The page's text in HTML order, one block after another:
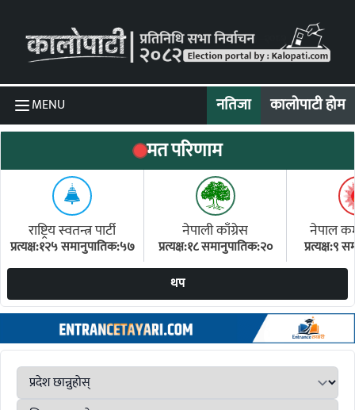
MENU नतिजा कालोपाटी होम
मत परिणाम
राष्ट्रिय स्वतन्त्र पार्टी
प्रत्यक्ष:१२५ समानुपातिक:५७
नेपाली काँग्रेस
प्रत्यक्ष:१८ समानुपातिक:२०
नेपाल
प्रत्यक्ष:९
थप